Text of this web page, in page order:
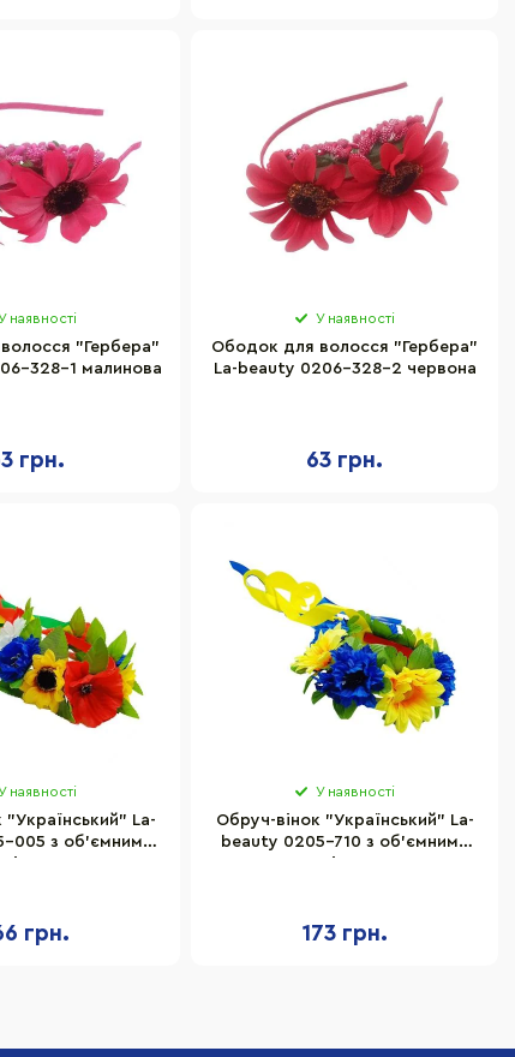
наявності
"Гербера"
328-1 малинова
грн.
У наявності
Ободок для волосся "Гербера"
La-beauty 0206-328-2 червона
63 грн.
наявності
"Український" La-
005 з об'ємними
грн.
У наявності
Обруч-вінок "Український" La-
beauty 0205-710 з об'ємними
173 грн.